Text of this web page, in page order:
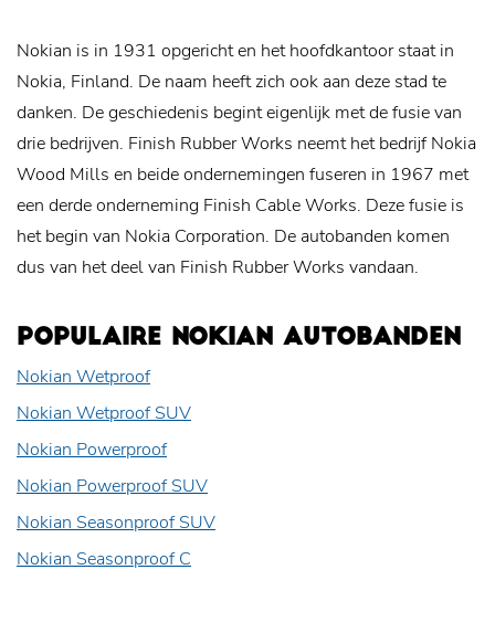
Nokian is in 1931 opgericht en het hoofdkantoor staat in
Nokia, Finland. De naam heeft zich ook aan deze stad te
danken. De geschiedenis begint eigenlijk met de fusie van
drie bedrijven. Finish Rubber Works neemt het bedrijf Nokia
Wood Mills en beide ondernemingen fuseren in 1967 met
een derde onderneming Finish Cable Works. Deze fusie is
het begin van Nokia Corporation. De autobanden komen
dus van het deel van Finish Rubber Works vandaan.
POPULAIRE NOKIAN AUTOBANDEN
Nokian Wetproof
Nokian Wetproof SUV
Nokian Powerproof
Nokian Powerproof SUV
Nokian Seasonproof SUV
Nokian Seasonproof C